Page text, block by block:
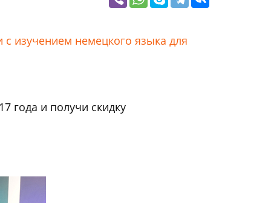
с изучением немецкого языка для
года и получи скидку